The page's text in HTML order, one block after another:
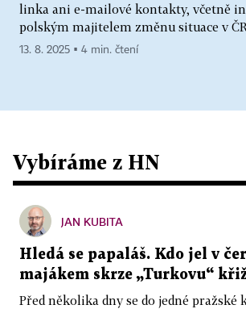
linka ani e-mailové kontakty, včetně
polským majitelem změnu situace v
13. 8. 2025 ▪ 4 min. čtení
Vybíráme z HN
JAN KUBITA
Hledá se papaláš. Kdo jel v
majákem skrze „Turkovu“
Před několika dny se do jedné pražské